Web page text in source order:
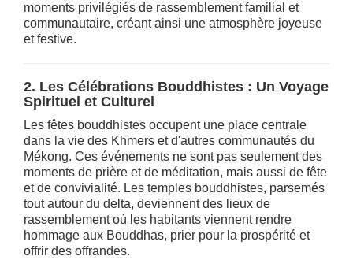
moments privilégiés de rassemblement familial et
communautaire, créant ainsi une atmosphère joyeuse
et festive.
2. Les Célébrations Bouddhistes : Un Voyage
Spirituel et Culturel
Les fêtes bouddhistes occupent une place centrale
dans la vie des Khmers et d'autres communautés du
Mékong. Ces événements ne sont pas seulement des
moments de prière et de méditation, mais aussi de fête
et de convivialité. Les temples bouddhistes, parsemés
tout autour du delta, deviennent des lieux de
rassemblement où les habitants viennent rendre
hommage aux Bouddhas, prier pour la prospérité et
offrir des offrandes.